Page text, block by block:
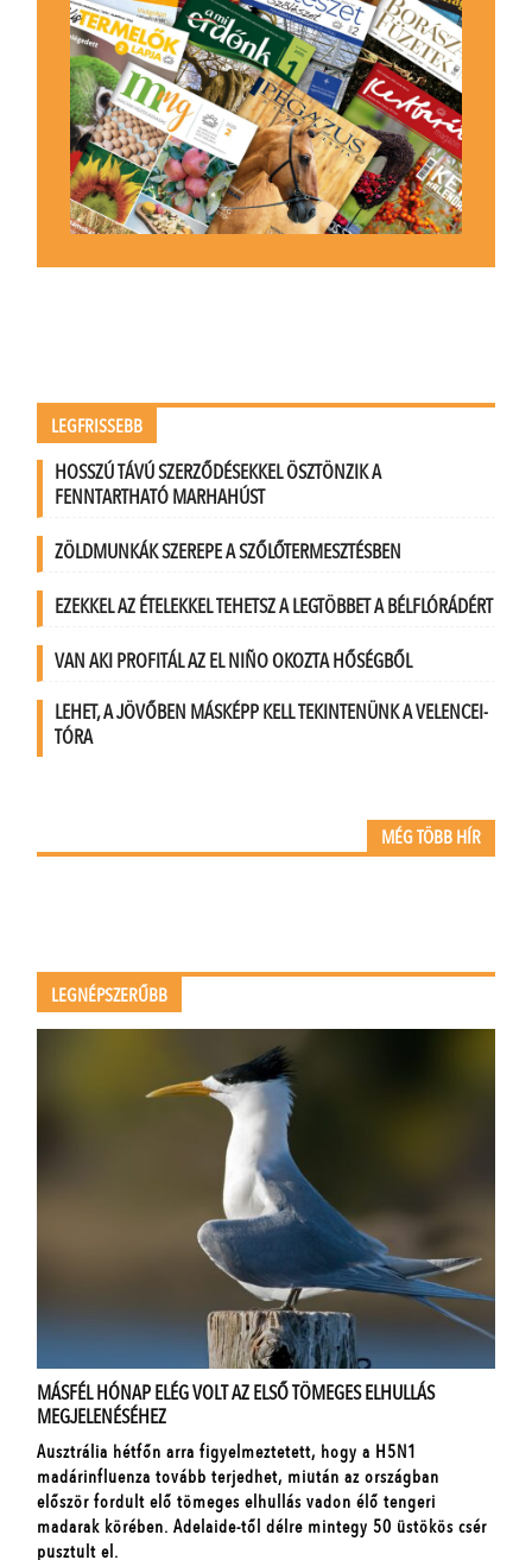
LEGFRISSEBB
HOSSZÚ TÁVÚ SZERZŐDÉSEKKEL ÖSZTÖNZIK A
FENNTARTHATÓ MARHAHÚST
ZÖLDMUNKÁK SZEREPE A SZŐLŐTERMESZTÉSBEN
EZEKKEL AZ ÉTELEKKEL TEHETSZ A LEGTÖBBET A BÉLFLÓRÁDÉRT
VAN AKI PROFITÁL AZ EL NIÑO OKOZTA HŐSÉGBŐL
LEHET, A JÖVŐBEN MÁSKÉPP KELL TEKINTENÜNK A VELENCEI-
TÓRA
MÉG TÖBB HÍR
LEGNÉPSZERŰBB